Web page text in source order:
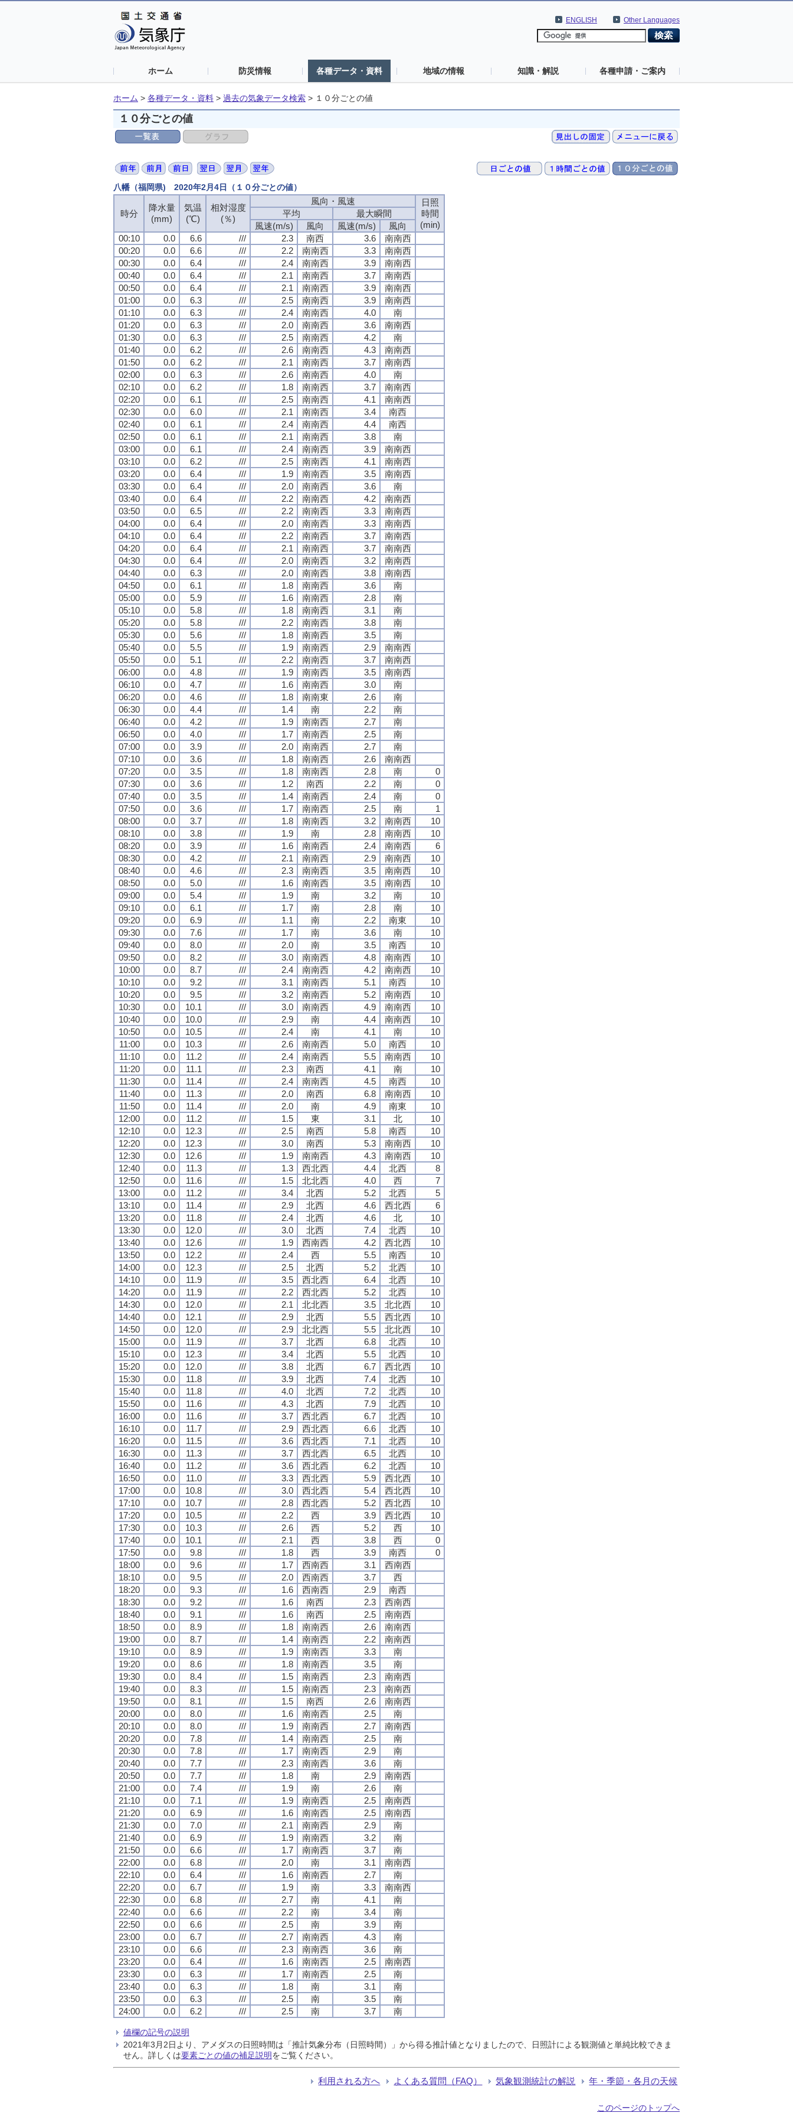
Other Languages
ENGLISH
ホーム 防災情報 各種データ・資料 地域の情報 知識・解説 各種申請・ご案内
ホーム > 各種データ・資料 > 過去の気象データ検索 > １０分ごとの値
１０分ごとの値
八幡（福岡県) 2020年2月4日（１０分ごとの値）
時分
降水量
(mm)
気温
(℃)
相対湿度
(％)
風向・風速
日照
時間
(min)
平均
最大瞬間
風速(m/s)
風向 風速(m/s)
風向
00:10
0.0 6.6 /// 2.3 南西 3.6
南南西
00:20
0.0 6.6 /// 2.2 南南西 3.3
南南西
00:30
0.0 6.4 /// 2.4 南南西 3.9
南南西
00:40
0.0 6.4 /// 2.1 南南西 3.7
南南西
00:50
0.0 6.4 /// 2.1 南南西 3.9
南南西
01:00
0.0 6.3 /// 2.5 南南西 3.9
南南西
01:10
0.0 6.3 /// 2.4 南南西 4.0
南
01:20
0.0 6.3 /// 2.0 南南西 3.6
南南西
01:30
0.0 6.3 /// 2.5 南南西 4.2
南
01:40
0.0 6.2 /// 2.6 南南西 4.3
南南西
01:50
0.0 6.2 /// 2.1 南南西 3.7
南南西
02:00
0.0 6.3 /// 2.6 南南西 4.0
南
02:10
0.0 6.2 /// 1.8 南南西 3.7
南南西
02:20
0.0 6.1 /// 2.5 南南西 4.1
南南西
02:30
0.0 6.0 /// 2.1 南南西 3.4
南西
02:40
0.0 6.1 /// 2.4 南南西 4.4
南西
02:50
0.0 6.1 /// 2.1 南南西 3.8
南
03:00
0.0 6.1 /// 2.4 南南西 3.9
南南西
03:10
0.0 6.2 /// 2.5 南南西 4.1
南南西
03:20
0.0 6.4 /// 1.9 南南西 3.5
南南西
03:30
0.0 6.4 /// 2.0 南南西 3.6
南
03:40
0.0 6.4 /// 2.2 南南西 4.2
南南西
03:50
0.0 6.5 /// 2.2 南南西 3.3
南南西
04:00
0.0 6.4 /// 2.0 南南西 3.3
南南西
04:10
0.0 6.4 /// 2.2 南南西 3.7
南南西
04:20
0.0 6.4 /// 2.1 南南西 3.7
南南西
04:30
0.0 6.4 /// 2.0 南南西 3.2
南南西
04:40
0.0 6.3 /// 2.0 南南西 3.8
南南西
04:50
0.0 6.1 /// 1.8 南南西 3.6
南
05:00
0.0 5.9 /// 1.6 南南西 2.8
南
05:10
0.0 5.8 /// 1.8 南南西 3.1
南
05:20
0.0 5.8 /// 2.2 南南西 3.8
南
05:30
0.0 5.6 /// 1.8 南南西 3.5
南
05:40
0.0 5.5 /// 1.9 南南西 2.9
南南西
05:50
0.0 5.1 /// 2.2 南南西 3.7
南南西
06:00
0.0 4.8 /// 1.9 南南西 3.5
南南西
06:10
0.0 4.7 /// 1.6 南南西 3.0
南
06:20
0.0 4.6 /// 1.8 南南東 2.6
南
06:30
0.0 4.4 /// 1.4 南 2.2
南
06:40
0.0 4.2 /// 1.9 南南西 2.7
南
06:50
0.0 4.0 /// 1.7 南南西 2.5
南
07:00
0.0 3.9 /// 2.0 南南西 2.7
南
07:10
0.0 3.6 /// 1.8 南南西 2.6
南南西
07:20
0.0 3.5 /// 1.8 南南西 2.8 南
0
07:30
0.0 3.6 /// 1.2 南西 2.2 南
0
07:40
0.0 3.5 /// 1.4 南南西 2.4 南
0
07:50
0.0 3.6 /// 1.7 南南西 2.5 南
1
08:00
0.0 3.7 /// 1.8 南南西 3.2 南南西
10
08:10
0.0 3.8 /// 1.9 南 2.8 南南西
10
08:20
0.0 3.9 /// 1.6 南南西 2.4 南南西
6
08:30
0.0 4.2 /// 2.1 南南西 2.9 南南西
10
08:40
0.0 4.6 /// 2.3 南南西 3.5 南南西
10
08:50
0.0 5.0 /// 1.6 南南西 3.5 南南西
10
09:00
0.0 5.4 /// 1.9 南 3.2 南
10
09:10
0.0 6.1 /// 1.7 南 2.8 南
10
09:20
0.0 6.9 /// 1.1 南 2.2 南東
10
09:30
0.0 7.6 /// 1.7 南 3.6 南
10
09:40
0.0 8.0 /// 2.0 南 3.5 南西
10
09:50
0.0 8.2 /// 3.0 南南西 4.8 南南西
10
10:00
0.0 8.7 /// 2.4 南南西 4.2 南南西
10
10:10
0.0 9.2 /// 3.1 南南西 5.1 南西
10
10:20
0.0 9.5 /// 3.2 南南西 5.2 南南西
10
10:30
0.0 10.1 /// 3.0 南南西 4.9 南南西
10
10:40
0.0 10.0 /// 2.9 南 4.4 南南西
10
10:50
0.0 10.5 /// 2.4 南 4.1 南
10
11:00
0.0 10.3 /// 2.6 南南西 5.0 南西
10
11:10
0.0 11.2 /// 2.4 南南西 5.5 南南西
10
11:20
0.0 11.1 /// 2.3 南西 4.1 南
10
11:30
0.0 11.4 /// 2.4 南南西 4.5 南西
10
11:40
0.0 11.3 /// 2.0 南西 6.8 南南西
10
11:50
0.0 11.4 /// 2.0 南 4.9 南東
10
12:00
0.0 11.2 /// 1.5 東 3.1 北
10
12:10
0.0 12.3 /// 2.5 南西 5.8 南西
10
12:20
0.0 12.3 /// 3.0 南西 5.3 南南西
10
12:30
0.0 12.6 /// 1.9 南南西 4.3 南南西
10
12:40
0.0 11.3 /// 1.3 西北西 4.4 北西
8
12:50
0.0 11.6 /// 1.5 北北西 4.0 西
7
13:00
0.0 11.2 /// 3.4 北西 5.2 北西
5
13:10
0.0 11.4 /// 2.9 北西 4.6 西北西
6
13:20
0.0 11.8 /// 2.4 北西 4.6 北
10
13:30
0.0 12.0 /// 3.0 北西 7.4 北西
10
13:40
0.0 12.6 /// 1.9 西南西 4.2 西北西
10
13:50
0.0 12.2 /// 2.4 西 5.5 南西
10
14:00
0.0 12.3 /// 2.5 北西 5.2 北西
10
14:10
0.0 11.9 /// 3.5 西北西 6.4 北西
10
14:20
0.0 11.9 /// 2.2 西北西 5.2 北西
10
14:30
0.0 12.0 /// 2.1 北北西 3.5 北北西
10
14:40
0.0 12.1 /// 2.9 北西 5.5 西北西
10
14:50
0.0 12.0 /// 2.9 北北西 5.5 北北西
10
15:00
0.0 11.9 /// 3.7 北西 6.8 北西
10
15:10
0.0 12.3 /// 3.4 北西 5.5 北西
10
15:20
0.0 12.0 /// 3.8 北西 6.7 西北西
10
15:30
0.0 11.8 /// 3.9 北西 7.4 北西
10
15:40
0.0 11.8 /// 4.0 北西 7.2 北西
10
15:50
0.0 11.6 /// 4.3 北西 7.9 北西
10
16:00
0.0 11.6 /// 3.7 西北西 6.7 北西
10
16:10
0.0 11.7 /// 2.9 西北西 6.6 北西
10
16:20
0.0 11.5 /// 3.6 西北西 7.1 北西
10
16:30
0.0 11.3 /// 3.7 西北西 6.5 北西
10
16:40
0.0 11.2 /// 3.6 西北西 6.2 北西
10
16:50
0.0 11.0 /// 3.3 西北西 5.9 西北西
10
17:00
0.0 10.8 /// 3.0 西北西 5.4 西北西
10
17:10
0.0 10.7 /// 2.8 西北西 5.2 西北西
10
17:20
0.0 10.5 /// 2.2 西 3.9 西北西
10
17:30
0.0 10.3 /// 2.6 西 5.2 西
10
17:40
0.0 10.1 /// 2.1 西 3.8 西
0
17:50
0.0 9.8 /// 1.8 西 3.9 南西
0
18:00
0.0 9.6 /// 1.7 西南西 3.1
西南西
18:10
0.0 9.5 /// 2.0 西南西 3.7
西
18:20
0.0 9.3 /// 1.6 西南西 2.9
南西
18:30
0.0 9.2 /// 1.6 南西 2.3
西南西
18:40
0.0 9.1 /// 1.6 南西 2.5
南南西
18:50
0.0 8.9 /// 1.8 南南西 2.6
南南西
19:00
0.0 8.7 /// 1.4 南南西 2.2
南南西
19:10
0.0 8.9 /// 1.9 南南西 3.3
南
19:20
0.0 8.6 /// 1.8 南南西 3.5
南
19:30
0.0 8.4 /// 1.5 南南西 2.3
南南西
19:40
0.0 8.3 /// 1.5 南南西 2.3
南南西
19:50
0.0 8.1 /// 1.5 南西 2.6
南南西
20:00
0.0 8.0 /// 1.6 南南西 2.5
南
20:10
0.0 8.0 /// 1.9 南南西 2.7
南南西
20:20
0.0 7.8 /// 1.4 南南西 2.5
南
20:30
0.0 7.8 /// 1.7 南南西 2.9
南
20:40
0.0 7.7 /// 2.3 南南西 3.6
南
20:50
0.0 7.7 /// 1.8 南 2.9
南南西
21:00
0.0 7.4 /// 1.9 南 2.6
南
21:10
0.0 7.1 /// 1.9 南南西 2.5
南南西
21:20
0.0 6.9 /// 1.6 南南西 2.5
南南西
21:30
0.0 7.0 /// 2.1 南南西 2.9
南
21:40
0.0 6.9 /// 1.9 南南西 3.2
南
21:50
0.0 6.6 /// 1.7 南南西 3.7
南
22:00
0.0 6.8 /// 2.0 南 3.1
南南西
22:10
0.0 6.4 /// 1.6 南南西 2.7
南
22:20
0.0 6.7 /// 1.9 南 3.3
南南西
22:30
0.0 6.8 /// 2.7 南 4.1
南
22:40
0.0 6.6 /// 2.2 南 3.4
南
22:50
0.0 6.6 /// 2.5 南 3.9
南
23:00
0.0 6.7 /// 2.7 南南西 4.3
南
23:10
0.0 6.6 /// 2.3 南南西 3.6
南
23:20
0.0 6.4 /// 1.6 南南西 2.5
南南西
23:30
0.0 6.3 /// 1.7 南南西 2.5
南
23:40
0.0 6.3 /// 1.8 南 3.1
南
23:50
0.0 6.3 /// 2.5 南 3.5
南
24:00
0.0 6.2 /// 2.5 南 3.7 南
値欄の記号の説明
2021年3月2日より、アメダスの日照時間は「推計気象分布（日照時間）」から得る推計値となりましたので、日照計による観測値と単純比較できま
せん。詳しくは要素ごとの値の補足説明をご覧ください。
利用される方へ よくある質問（FAQ） 気象観測統計の解説 年・季節・各月の天候
このページのトップへ